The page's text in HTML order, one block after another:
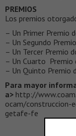
PREMIOS
Los premios
– Un Primer Premio
– Un Segundo
– Un Tercer Premio
– Un Cuarto Premio
– Un Quinto Premio
Para mayor
a> http://
ocam/construccion-
getafe-fe